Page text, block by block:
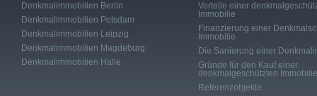
Denkmalimmobilien Berlin
Denkmalimmobilien Potsdam
Denkmalimmobilien Leipzig
Denkmalimmobilien Magdeburg
Denkmalimmobilien Halle
Vorteile einer
Immobilie
Finanzierung einer
Immobilie
Die Sanierung einer
Gründe für den Kauf einer
denkmalgeschützten Immobilie
Referenzobjekte